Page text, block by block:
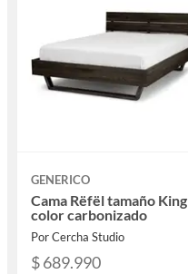
GENERICO
Cama Rëfël tamaño King
color carbonizado
Por Cercha Studio
$ 689.990